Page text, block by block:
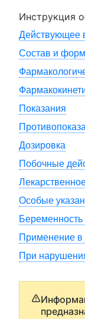
Инструкция
Действующее
Состав и
Показания
Дозировка
Побочные
Особые
Беременность
Применение в
При